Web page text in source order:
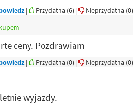
| Przydatna (6) | Nieprzydatna (0)
ceny. Pozdrawiam
| Przydatna (0) | Nieprzydatna (0)
wyjazdy.